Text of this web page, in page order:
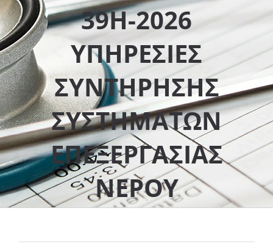
39Η-2026
ΥΠΗΡΕΣΙΕΣ
ΣΥΝΤΗΡΗΣΗΣ
ΣΥΣΤΗΜΑΤΩΝ
ΕΠΕΞΕΡΓΑΣΙΑΣ
ΝΕΡΟΥ